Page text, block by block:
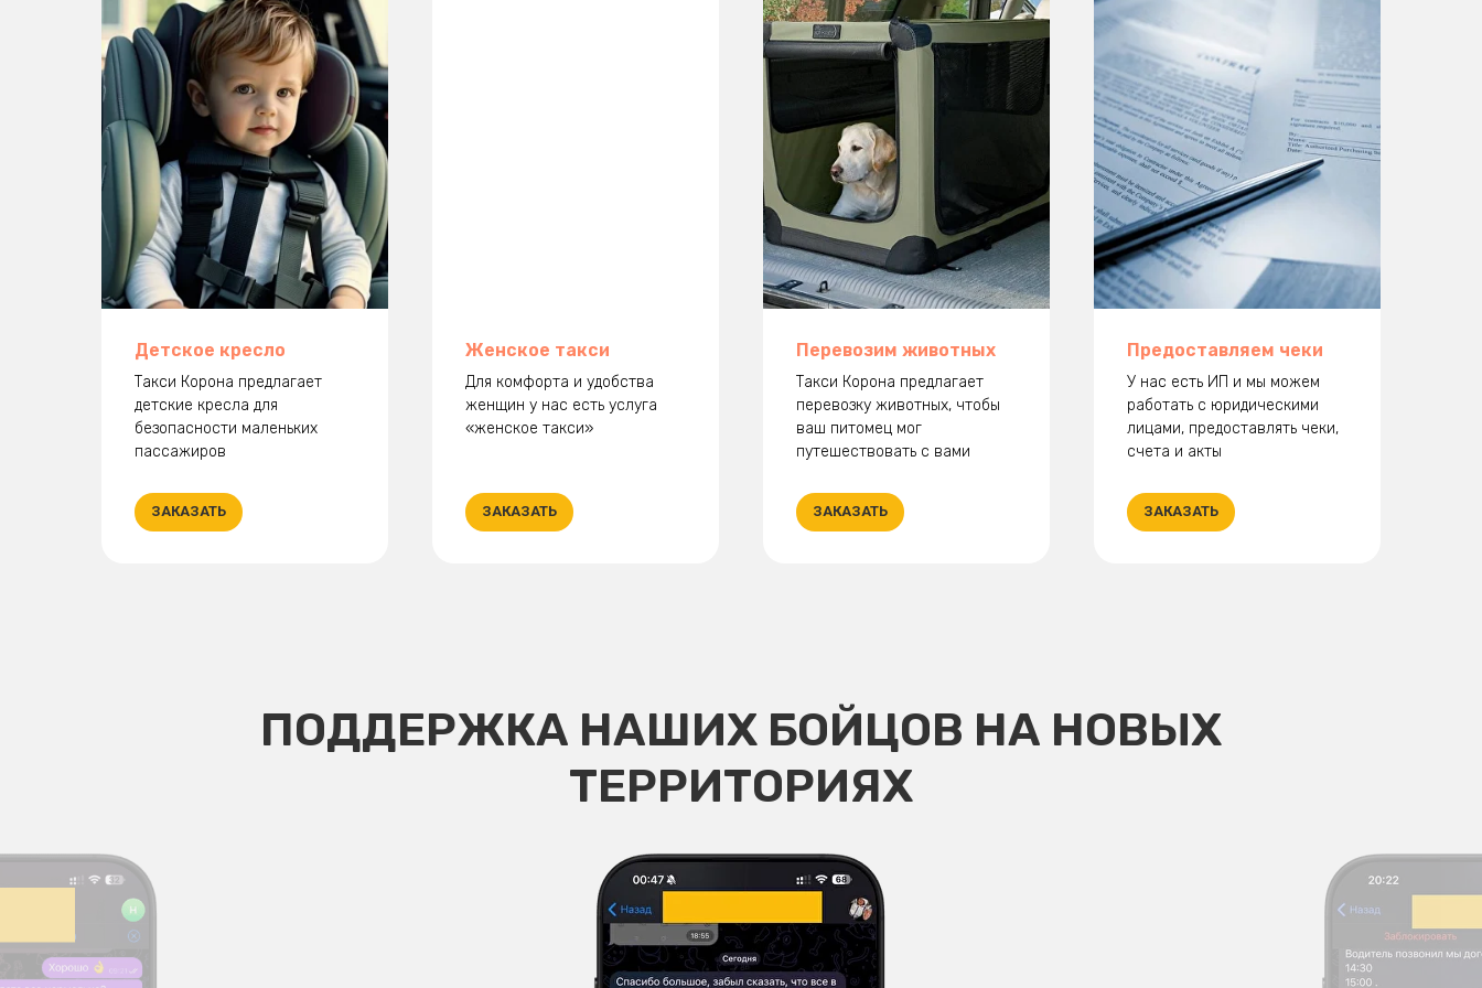
Детское кресло
Такси Корона предлагает
детские кресла для
безопасности маленьких
пассажиров
ЗАКАЗАТЬ
Женское такси
Для комфорта и удобства
женщин у нас есть услуга
«женское такси»
ЗАКАЗАТЬ
Перевозим животных
Такси Корона предлагает
перевозку животных, чтобы
ваш питомец мог
путешествовать с вами
ЗАКАЗАТЬ
Предоставляем чеки
У нас есть ИП и мы можем
работать с юридическими
лицами, предоставлять чеки,
счета и акты
ЗАКАЗАТЬ
ПОДДЕРЖКА НАШИХ БОЙЦОВ НА НОВЫХ
ТЕРРИТОРИЯХ